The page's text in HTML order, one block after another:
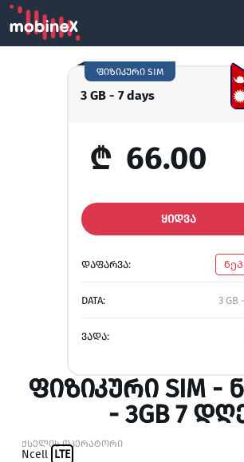
3 GB - 7 days
ფიზიკური SIM
₾ 66.00
ᲧᲘᲓᲕᲐ
ᲓᲐᲤᲐᲠᲕᲐ:
DATA: 3 GB
ᲕᲐᲓᲐ:
ᲤᲘᲖᲘᲙᲣᲠᲘ SIM -
- 3GB 7
ქსელის ოპერატორი
Ncell LTE